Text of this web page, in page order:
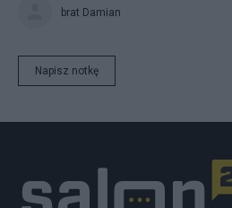
brat Damian
Napisz notkę